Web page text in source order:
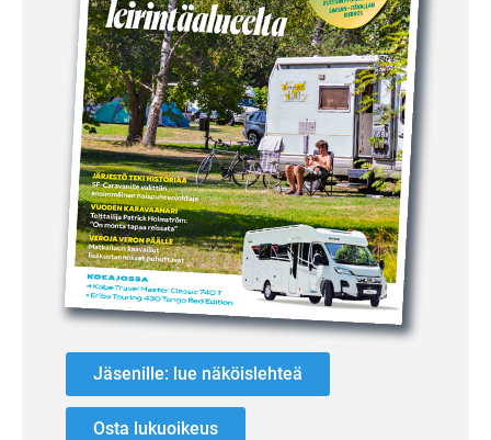
Jäsenille: lue näköislehteä
Osta lukuoikeus